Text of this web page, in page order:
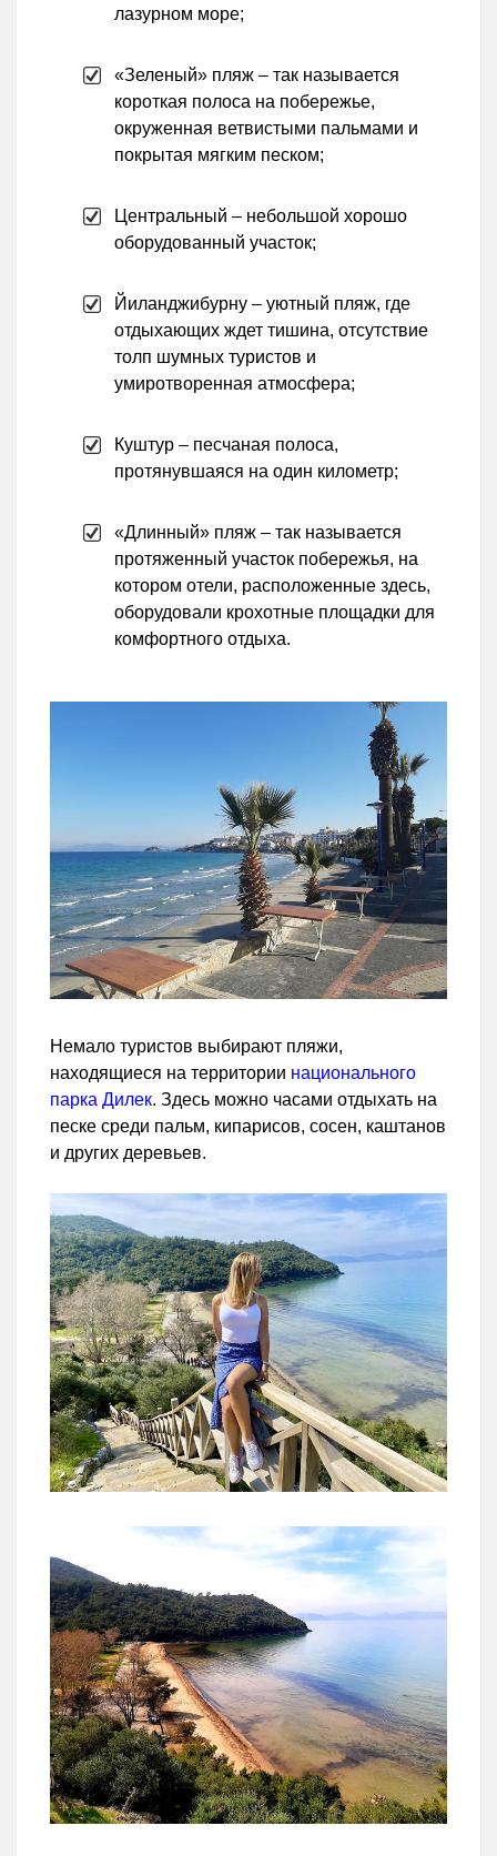
лазурном море;
«Зеленый» пляж – так называется
короткая полоса на побережье,
окруженная ветвистыми пальмами и
покрытая мягким песком;
Центральный – небольшой хорошо
оборудованный участок;
Йиланджибурну – уютный пляж, где
отдыхающих ждет тишина, отсутствие
толп шумных туристов и
умиротворенная атмосфера;
Куштур – песчаная полоса,
протянувшаяся на один километр;
«Длинный» пляж – так называется
протяженный участок побережья, на
котором отели, расположенные здесь,
оборудовали крохотные площадки для
комфортного отдыха.
Немало туристов выбирают пляжи,
находящиеся на территории национального
парка Дилек. Здесь можно часами отдыхать на
песке среди пальм, кипарисов, сосен, каштанов
и других деревьев.